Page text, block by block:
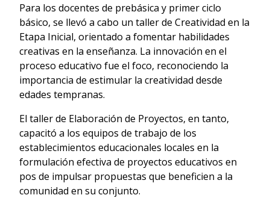
Para los docentes de prebásica y primer ciclo
básico, se llevó a cabo un taller de Creatividad en la
Etapa Inicial, orientado a fomentar habilidades
creativas en la enseñanza. La innovación en el
proceso educativo fue el foco, reconociendo la
importancia de estimular la creatividad desde
edades tempranas.
El taller de Elaboración de Proyectos, en tanto,
capacitó a los equipos de trabajo de los
establecimientos educacionales locales en la
formulación efectiva de proyectos educativos en
pos de impulsar propuestas que beneficien a la
comunidad en su conjunto.